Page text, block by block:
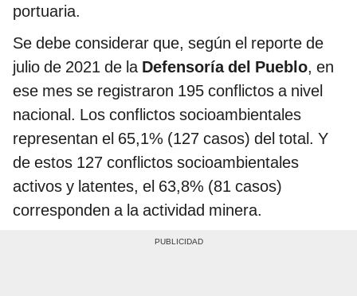
portuaria.
Se debe considerar que, según el reporte de
julio de 2021 de la Defensoría del Pueblo, en
ese mes se registraron 195 conflictos a nivel
nacional. Los conflictos socioambientales
representan el 65,1% (127 casos) del total. Y
de estos 127 conflictos socioambientales
activos y latentes, el 63,8% (81 casos)
corresponden a la actividad minera.